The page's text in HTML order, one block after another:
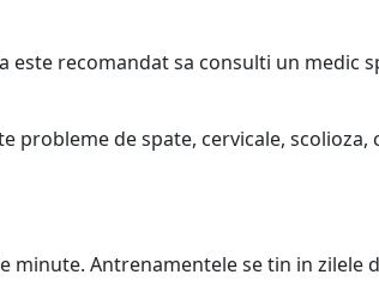
recomandat sa consulti un medic
de spate, cervicale,
minute. Antrenamentele se tin in zilele